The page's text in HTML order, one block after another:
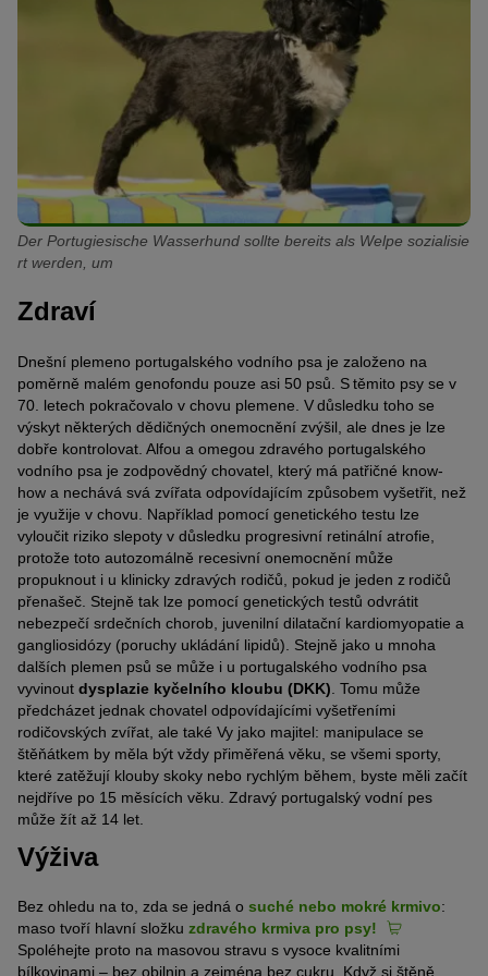
Der Portugiesische Wasserhund sollte bereits als Welpe sozialisie
rt werden, um
Zdraví
Dnešní plemeno portugalského vodního psa je založeno na
poměrně malém genofondu pouze asi 50 psů. S těmito psy se v
70. letech pokračovalo v chovu plemene. V důsledku toho se
výskyt některých dědičných onemocnění zvýšil, ale dnes je lze
dobře kontrolovat. Alfou a omegou zdravého portugalského
vodního psa je zodpovědný chovatel, který má patřičné know-
how a nechává svá zvířata odpovídajícím způsobem vyšetřit, než
je využije v chovu. Například pomocí genetického testu lze
vyloučit riziko slepoty v důsledku progresivní retinální atrofie,
protože toto autozomálně recesivní onemocnění může
propuknout i u klinicky zdravých rodičů, pokud je jeden z rodičů
přenašeč. Stejně tak lze pomocí genetických testů odvrátit
nebezpečí srdečních chorob, juvenilní dilatační kardiomyopatie a
gangliosidózy (poruchy ukládání lipidů). Stejně jako u mnoha
dalších plemen psů se může i u portugalského vodního psa
vyvinout dysplazie kyčelního kloubu (DKK) . Tomu může
předcházet jednak chovatel odpovídajícími vyšetřeními
rodičovských zvířat, ale také Vy jako majitel: manipulace se
štěňátkem by měla být vždy přiměřená věku, se všemi sporty,
které zatěžují klouby skoky nebo rychlým během, byste měli začít
nejdříve po 15 měsících věku. Zdravý portugalský vodní pes
může žít až 14 let.
Výživa
Bez ohledu na to, zda se jedná o suché nebo mokré krmivo:
maso tvoří hlavní složku zdravého krmiva pro psy!
Spoléhejte proto na masovou stravu s vysoce kvalitními
bílkovinami – bez obilnin a zejména bez cukru. Když si štěně